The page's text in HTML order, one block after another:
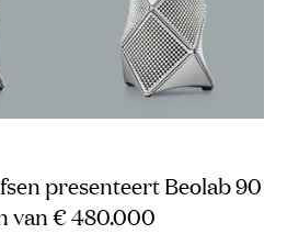
presenteert Beolab 90
van € 480.000